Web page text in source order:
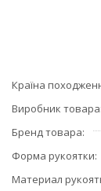
Країна
Виробник товара
Бренд товара
Форма рукоятки
Материал